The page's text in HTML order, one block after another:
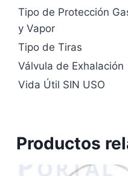
Tipo de Protección
y Vapor
Tipo de Tiras
Válvula de Exhalación
Vida Útil SIN USO
Productos